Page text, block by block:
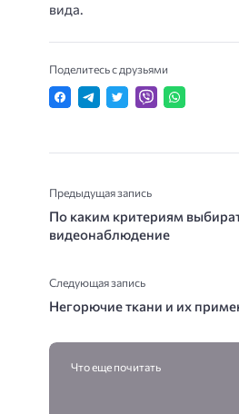
вида.
Поделитесь с друзьями
Предыдущая запись
По каким критериям
видеонаблюдение
Следующая запись
Негорючие ткани и их
Что еще почитать